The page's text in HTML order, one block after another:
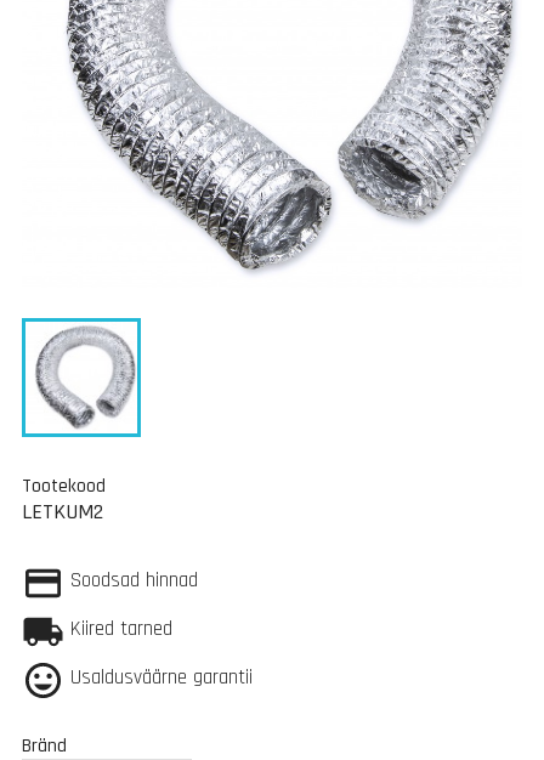
Tootekood
LETKUM2
Soodsad hinnad
Kiired tarned
Usaldusväärne garantii
Bränd